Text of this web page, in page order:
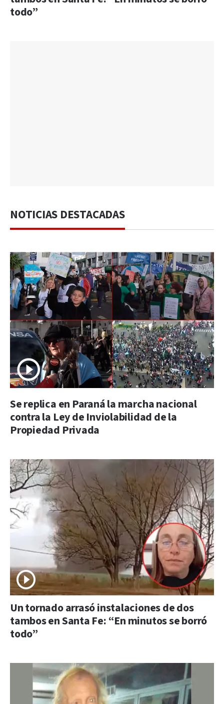
todo”
NOTICIAS DESTACADAS
Se replica en Paraná la marcha nacional
contra la Ley de Inviolabilidad de la
Propiedad Privada
Un tornado arrasó instalaciones de dos
tambos en Santa Fe: “En minutos se borró
todo”